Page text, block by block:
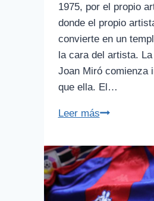
1975, por el propio
donde el propio
convierte en un
la cara del artista.
Joan Miró comienza
que ella. El…
Leer másMuseo
Miró